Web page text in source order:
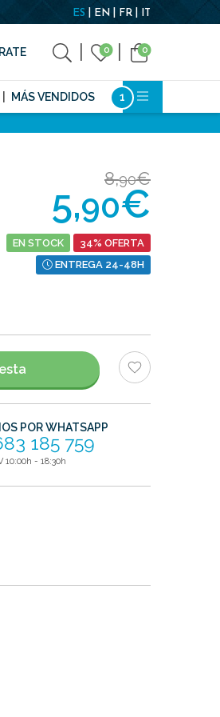
ES EN FR IT
0 0
MÁS VENDIDOS
8,90€
5,90€
EN STOCK
34% OFERTA
ENTREGA 24-48H
POR WHATSAPP
185 759
10:00h - 18:30h